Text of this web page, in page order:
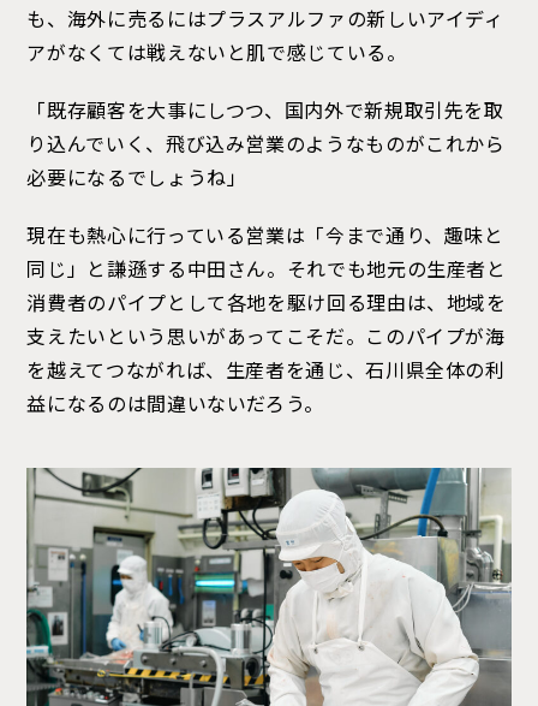
も、海外に売るにはプラスアルファの新しいアイディ
アがなくては戦えないと肌で感じている。
「既存顧客を大事にしつつ、国内外で新規取引先を取
り込んでいく、飛び込み営業のようなものがこれから
必要になるでしょうね」
現在も熱心に行っている営業は「今まで通り、趣味と
同じ」と謙遜する中田さん。それでも地元の生産者と
消費者のパイプとして各地を駆け回る理由は、地域を
支えたいという思いがあってこそだ。このパイプが海
を越えてつながれば、生産者を通じ、石川県全体の利
益になるのは間違いないだろう。